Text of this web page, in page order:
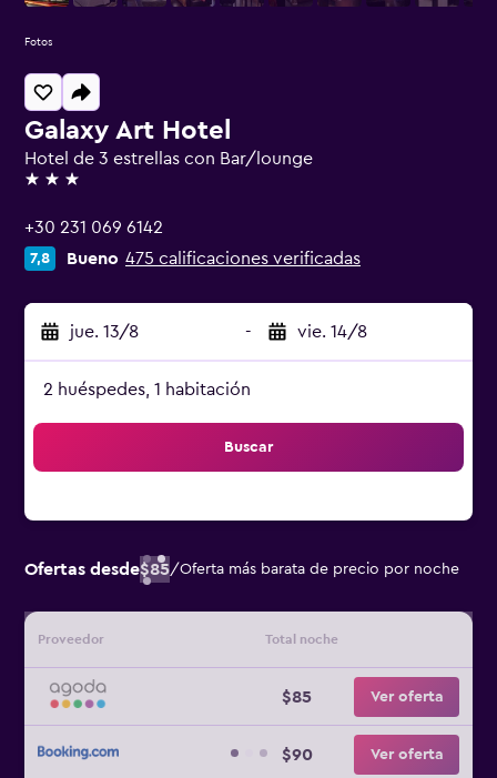
Galaxy Art Hotel
Hotel de 3 estrellas con Bar/lounge
3 estrellas
+30 231 069 6142
7,8 Bueno 475 calificaciones verificadas
jue. 13/8 - vie. 14/8
2 huéspedes, 1 habitación
Buscar
Ofertas desde$85/Oferta más barata de precio por noche
Proveedor Total noche
$85 Ver oferta
$90 Ver oferta
Fotos